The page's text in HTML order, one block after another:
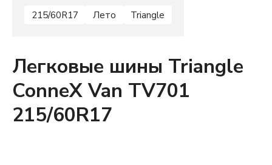
215/60R17 Лето Triangle
Легковые шины Triangle
ConneX Van TV701
215/60R17